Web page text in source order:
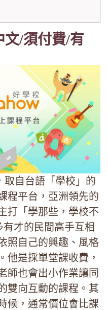
文/須付費/有
取自台語「學校」的
程平台，亞洲領先的
打「學那些，學校不
有才的民間高手互相
照自己的興趣、風格
他是採單堂課收費，
師也會出小作業讓同
雙向互動的課程。 其
候，通常價位會比課